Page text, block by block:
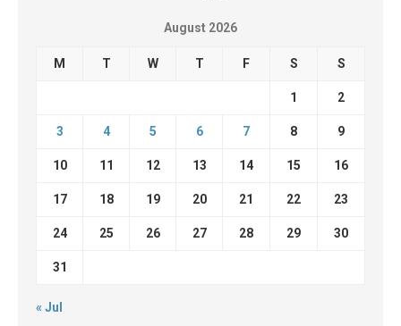
August 2026
M T W T F S S
1 2
3 4 5 6 7 8 9
10 11 12 13 14 15 16
17 18 19 20 21 22 23
24 25 26 27 28 29 30
31
« Jul